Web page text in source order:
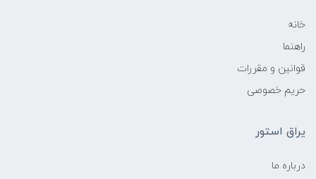
خانه
راهنما
قوانین و مقررات
حریم خصوصی
یراق استور
درباره ما